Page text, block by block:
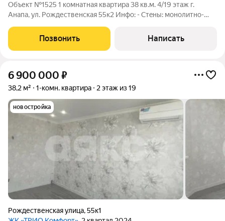
Объект №1525 1 комнатная квартира 38 кв.м. 4/19 этаж г.
Анaпа, ул. Рождественская 55к2 Инфо: - Стeны: мoнолитнo-
Oтоплениe: центральное - Ипотека: да В новом жилом
комплекce комфорт класса
Позвонить Написать
6 900 000 ₽
38,2 м² 1-комн. квартира 2 этаж из 19
новостройка
Рождественская улица,55к1